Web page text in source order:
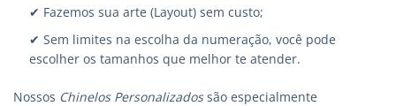
✔ Fazemos sua arte (Layout) sem custo;
✔ Sem limites na escolha da numeração, você pode
escolher os tamanhos que melhor te atender.
Nossos Chinelos Personalizadossão especialmente